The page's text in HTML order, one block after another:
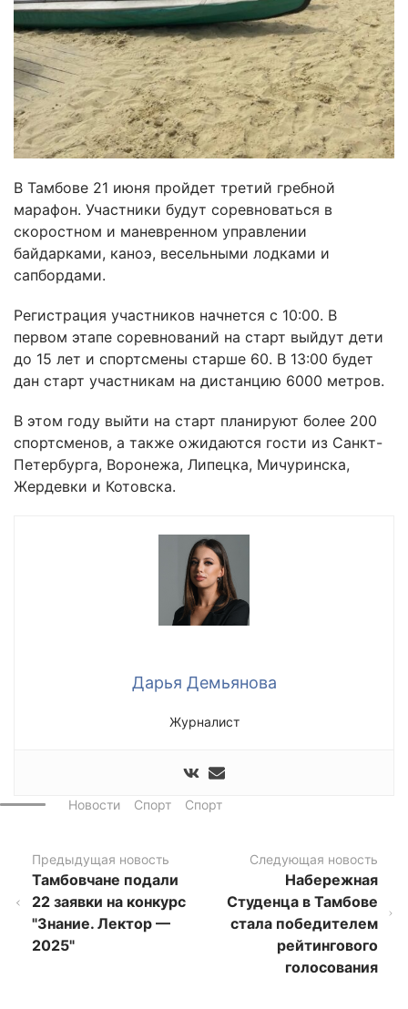
В Тамбове 21 июня пройдет третий гребной
марафон. Участники будут соревноваться в
скоростном и маневренном управлении
байдарками, каноэ, весельными лодками и
сапбордами.
Регистрация участников начнется с 10:00. В
первом этапе соревнований на старт выйдут дети
до 15 лет и спортсмены старше 60. В 13:00 будет
дан старт участникам на дистанцию 6000 метров.
В этом году выйти на старт планируют более 200
спортсменов, а также ожидаются гости из Санкт-
Петербурга, Воронежа, Липецка, Мичуринска,
Жердевки и Котовска.
Дарья Демьянова
Журналист
Новости Спорт Спорт
Предыдущая новость
Тамбовчане подали
22 заявки на конкурс
"Знание. Лектор —
2025"
Следующая новость
Набережная
Студенца в Тамбове
стала победителем
рейтингового
голосования